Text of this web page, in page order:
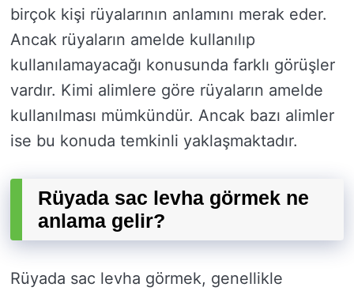
birçok kişi rüyalarının anlamını merak eder.
Ancak rüyaların amelde kullanılıp
kullanılamayacağı konusunda farklı görüşler
vardır. Kimi alimlere göre rüyaların amelde
kullanılması mümkündür. Ancak bazı alimler
ise bu konuda temkinli yaklaşmaktadır.
Rüyada sac levha görmek ne
anlama gelir?
Rüyada sac levha görmek, genellikle